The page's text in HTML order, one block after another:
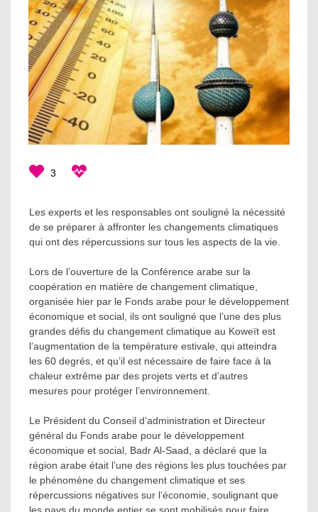
3
Les experts et les responsables ont souligné la nécessité
de se préparer à affronter les changements climatiques
qui ont des répercussions sur tous les aspects de la vie.
Lors de l’ouverture de la Conférence arabe sur la
coopération en matière de changement climatique,
organisée hier par le Fonds arabe pour le développement
économique et social, ils ont souligné que l’une des plus
grandes défis du changement climatique au Koweït est
l’augmentation de la température estivale, qui atteindra
les 60 degrés, et qu’il est nécessaire de faire face à la
chaleur extrême par des projets verts et d’autres
mesures pour protéger l’environnement.
Le Président du Conseil d’administration et Directeur
général du Fonds arabe pour le développement
économique et social, Badr Al-Saad, a déclaré que la
région arabe était l’une des régions les plus touchées par
le phénomène du changement climatique et ses
répercussions négatives sur l’économie, soulignant que